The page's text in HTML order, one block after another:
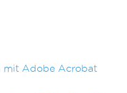
mit Adobe Acrobat